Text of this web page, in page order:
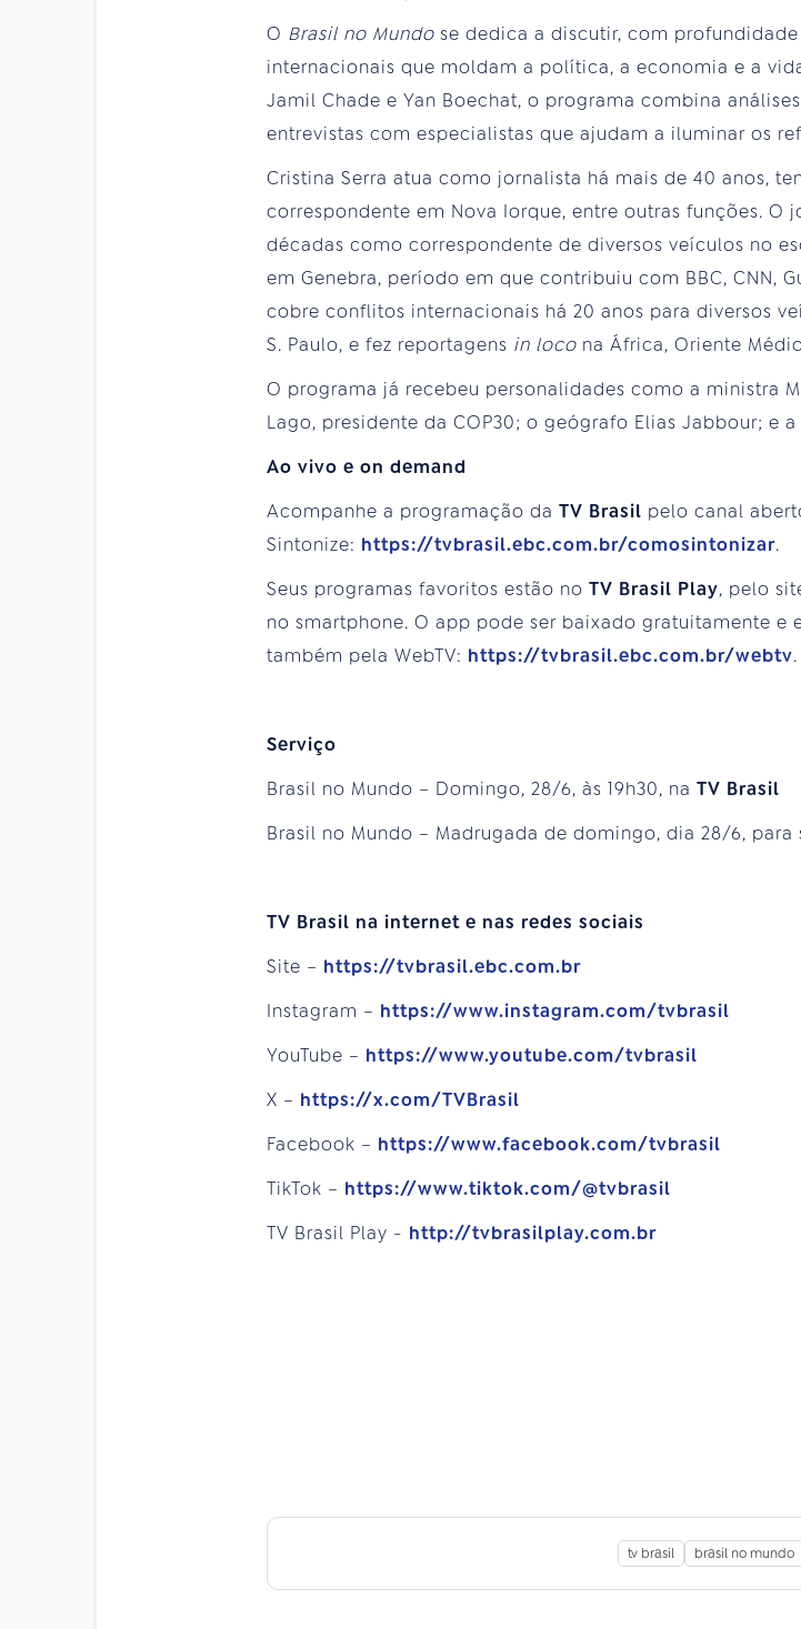
O Brasil no Mundo se dedica a discutir, com
internacionais que moldam a política, a economia e a
Jamil Chade e Yan Boechat, o programa combina
entrevistas com especialistas que ajudam a iluminar os
Cristina Serra atua como jornalista há mais de 40 anos,
correspondente em Nova Iorque, entre outras funções. O
décadas como correspondente de diversos veículos no
em Genebra, período em que contribuiu com BBC, CNN,
cobre conflitos internacionais há 20 anos para diversos
S. Paulo, e fez reportagens in loco na África, Oriente
O programa já recebeu personalidades como a ministra
Lago, presidente da COP30; o geógrafo Elias Jabbour; e
Ao vivo e on demand
Acompanhe a programação da TV Brasil pelo canal
Sintonize: https://tvbrasil.ebc.com.br/comosintonizar.
Seus programas favoritos estão no TV Brasil Play, pelo
no smartphone. O app pode ser baixado gratuitamente e
também pela WebTV: https://tvbrasil.ebc.com.br/webtv.
Serviço
Brasil no Mundo – Domingo, 28/6, às 19h30, na TV Brasil
Brasil no Mundo – Madrugada de domingo, dia 28/6, para
TV Brasil na internet e nas redes sociais
Site – https://tvbrasil.ebc.com.br
Instagram – https://www.instagram.com/tvbrasil
YouTube – https://www.youtube.com/tvbrasil
X – https://x.com/TVBrasil
Facebook – https://www.facebook.com/tvbrasil
TikTok – https://www.tiktok.com/@tvbrasil
TV Brasil Play - http://tvbrasilplay.com.br
tv brasil brasil no mundo